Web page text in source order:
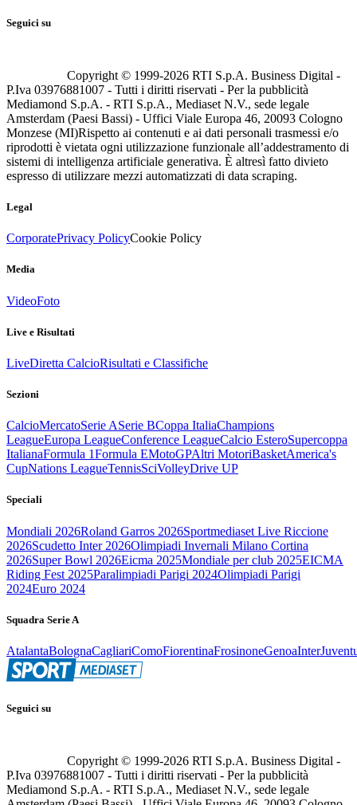
Seguici su
Copyright © 1999-2026 RTI S.p.A. Business Digital -
P.Iva 03976881007 - Tutti i diritti riservati - Per la pubblicità
Mediamond S.p.A. - RTI S.p.A., Mediaset N.V., sede legale
Amsterdam (Paesi Bassi) - Uffici Viale Europa 46, 20093 Cologno
Monzese (MI)Rispetto ai contenuti e ai dati personali trasmessi e/o
riprodotti è vietata ogni utilizzazione funzionale all’addestramento di
sistemi di intelligenza artificiale generativa. È altresì fatto divieto
espresso di utilizzare mezzi automatizzati di data scraping.
Legal
CorporatePrivacy PolicyCookie Policy
Media
VideoFoto
Live e Risultati
LiveDiretta CalcioRisultati e Classifiche
Sezioni
CalcioMercatoSerie ASerie BCoppa ItaliaChampions
LeagueEuropa LeagueConference LeagueCalcio EsteroSupercoppa
ItalianaFormula 1Formula EMotoGPAltri MotoriBasketAmerica's
CupNations LeagueTennisSciVolleyDrive UP
Speciali
Mondiali 2026Roland Garros 2026Sportmediaset Live Riccione
2026Scudetto Inter 2026Olimpiadi Invernali Milano Cortina
2026Super Bowl 2026Eicma 2025Mondiale per club 2025EICMA
Riding Fest 2025Paralimpiadi Parigi 2024Olimpiadi Parigi
2024Euro 2024
Squadra Serie A
AtalantaBolognaCagliariComoFiorentinaFrosinoneGenoaInter
Seguici su
Copyright © 1999-2026 RTI S.p.A. Business Digital -
P.Iva 03976881007 - Tutti i diritti riservati - Per la pubblicità
Mediamond S.p.A. - RTI S.p.A., Mediaset N.V., sede legale